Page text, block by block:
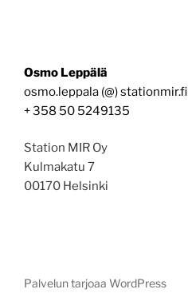
Osmo Leppälä
osmo.leppala (@) stationmir.fi
+ 358 50 5249135
Station MIR Oy
Kulmakatu 7
00170 Helsinki
Palvelun tarjoaa WordPress